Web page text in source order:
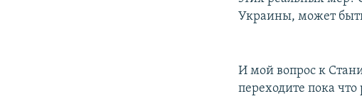
Украины, может
И мой вопрос к
переходите пока